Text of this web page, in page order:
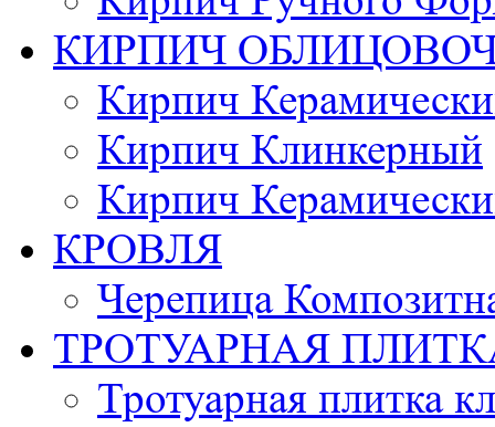
КИРПИЧ
Кирпич
Кирпич Клинкерный
Кирпич
КРОВЛЯ
Черепица
ТРОТУАРНАЯ
Тротуарная плитка